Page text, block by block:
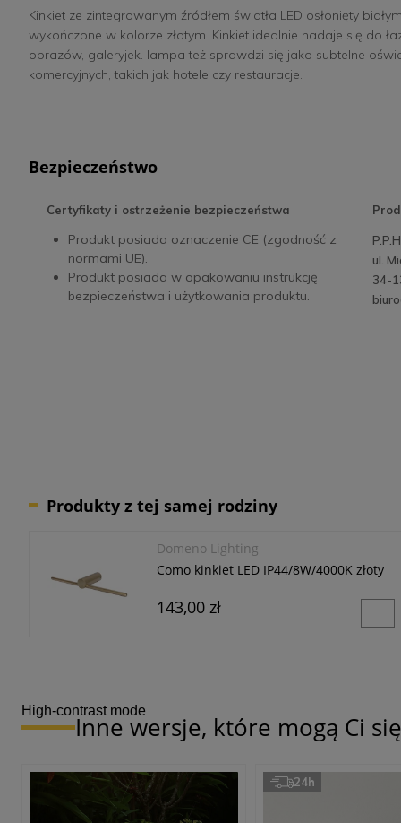
Kinkiet ze zintegrowanym źródłem światła LED osłonięty
wykończone w kolorze złotym. Kinkiet idealnie nadaje się do
obrazów, galeryjek. lampa też sprawdzi się jako subtelne
komercyjnych, takich jak hotele czy restauracje.
Bezpieczeństwo
ul.
34-
Certyfikaty i ostrzeżenie bezpieczeństwa
Produkt posiada oznaczenie CE (zgodność z
normami UE).
Produkt posiada w opakowaniu instrukcję
bezpieczeństwa i użytkowania produktu.
Produkty z tej samej rodziny
Domeno Lighting
Como kinkiet LED IP44/8W/4000K złoty
143,00 zł
High-contrast mode
Inne wersje, które mogą Ci
24h